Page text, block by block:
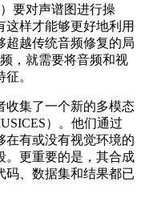
要对声谱图进行操
样才能够更好地利用
超越传统音频修复的局
，就需要将音频和视
。
集了一个新的多模态
）。他们通过
在有或没有视觉环境的
。更重要的是，其合成
码、数据集和结果都已